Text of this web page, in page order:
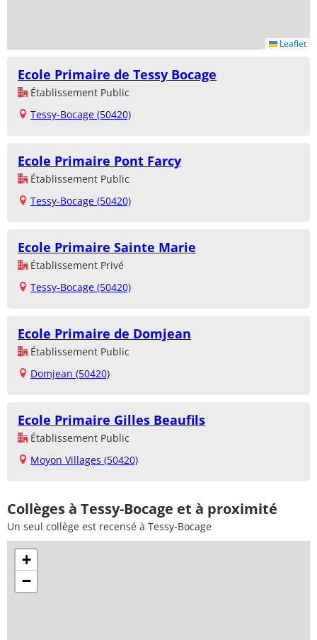
Leaflet
Ecole Primaire de Tessy Bocage
Établissement Public
Tessy-Bocage (50420)
Ecole Primaire Pont Farcy
Établissement Public
Tessy-Bocage (50420)
Ecole Primaire Sainte Marie
Établissement Privé
Tessy-Bocage (50420)
Ecole Primaire de Domjean
Établissement Public
Domjean (50420)
Ecole Primaire Gilles Beaufils
Établissement Public
Moyon Villages (50420)
Collèges à Tessy-Bocage et à proximité
Un seul collège est recensé à Tessy-Bocage
+
−